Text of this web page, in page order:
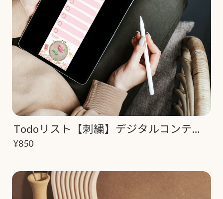
Todoリスト【刺繍】デジタルコンテンツ
¥850